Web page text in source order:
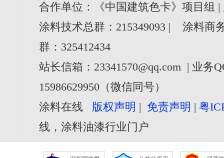
合作单位：《中国建筑色卡》项目组
涂料技术总群：215349093 | 涂料商
群：325412434
站长信箱：23341570@qq.com | 业务
15986629950（微信同号）
涂料在线 版权声明 | 免责声明 |粤
线，涂料油漆行业门户